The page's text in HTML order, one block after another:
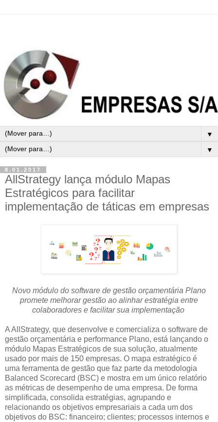
▼
▼
8.01.2017
AllStrategy lança módulo Mapas
Estratégicos para facilitar
implementação de táticas em empresas
Novo módulo do software de gestão orçamentária Plano
promete melhorar gestão ao alinhar estratégia entre
colaboradores e facilitar sua implementação
A AllStrategy, que desenvolve e comercializa o software de
gestão orçamentária e performance Plano, está lançando o
módulo Mapas Estratégicos de sua solução, atualmente
usado por mais de 150 empresas. O mapa estratégico é
uma ferramenta de gestão que faz parte da metodologia
Balanced Scorecard (BSC) e mostra em um único relatório
as métricas de desempenho de uma empresa. De forma
simplificada, consolida estratégias, agrupando e
relacionando os objetivos empresariais a cada um dos
objetivos do BSC: financeiro; clientes; processos internos e